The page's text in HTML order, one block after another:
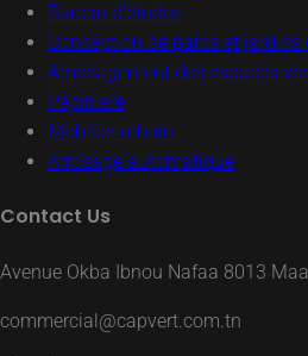
Bureau d’études
Conception de parcs et jardins
Aménagement des espaces
Pépiniere
Mobilier urbain
Arrosage automatique
Contact Us
Avenue Okba Ibnou Nafaa 8013
commercial@capvert.com.tn